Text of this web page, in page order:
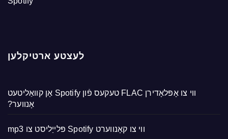
לעצטע ארטיקלען
ווי צו אָפּלאָדירן FLAC טעקעס פֿון Spotify אָן קוואַליטעט
אָנווער?
ווי צו קאָנווערט Spotify פּלייַליסט צו mp3